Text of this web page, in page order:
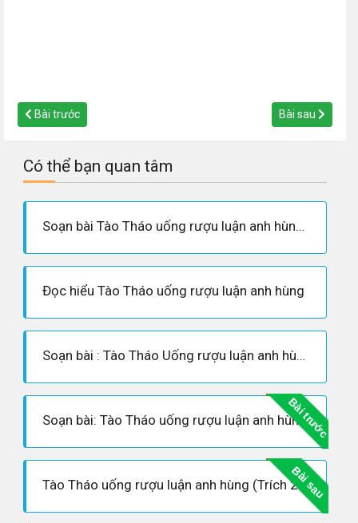
Bài trước Bài sau
Có thể bạn quan tâm
Soạn bài Tào Tháo uống rượu luận anh hùng (Trích hồi 21 – Tam quốc diễn nghĩa) LA QUÁN TRUNG
Đọc hiểu Tào Tháo uống rượu luận anh hùng
Soạn bài : Tào Tháo Uống rượu luận anh hùng (La Quán Trung)
Bài trước
Soạn bài: Tào Tháo uống rượu luận anh hùng (La Quán Trung - Siêu ngắn)
Bài sau
Tào Tháo uống rượu luận anh hùng (Trích 21 - Tam Quốc diễn nghĩa)